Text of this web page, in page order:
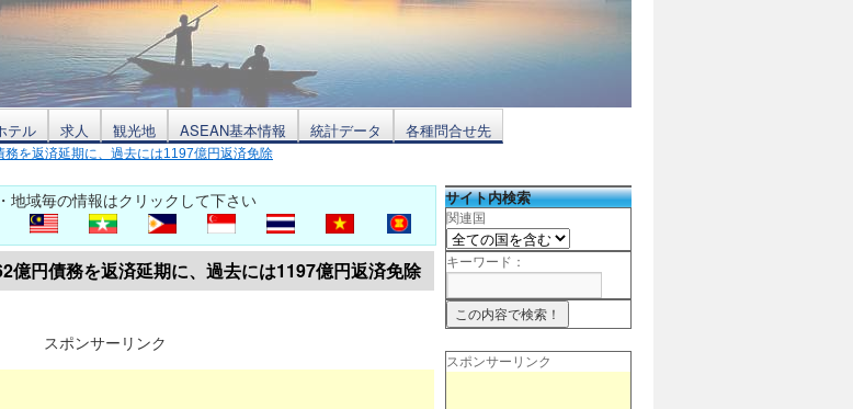
テル 求人 観光地 ASEAN基本情報 統計データ 各種問合せ先
を返済延期に、過去には1197億円返済免除
域毎の情報はクリックして下さい
億円債務を返済延期に、過去には1197億円返済免除
スポンサーリンク
サイト内検索
関連国
キーワード：
スポンサーリンク